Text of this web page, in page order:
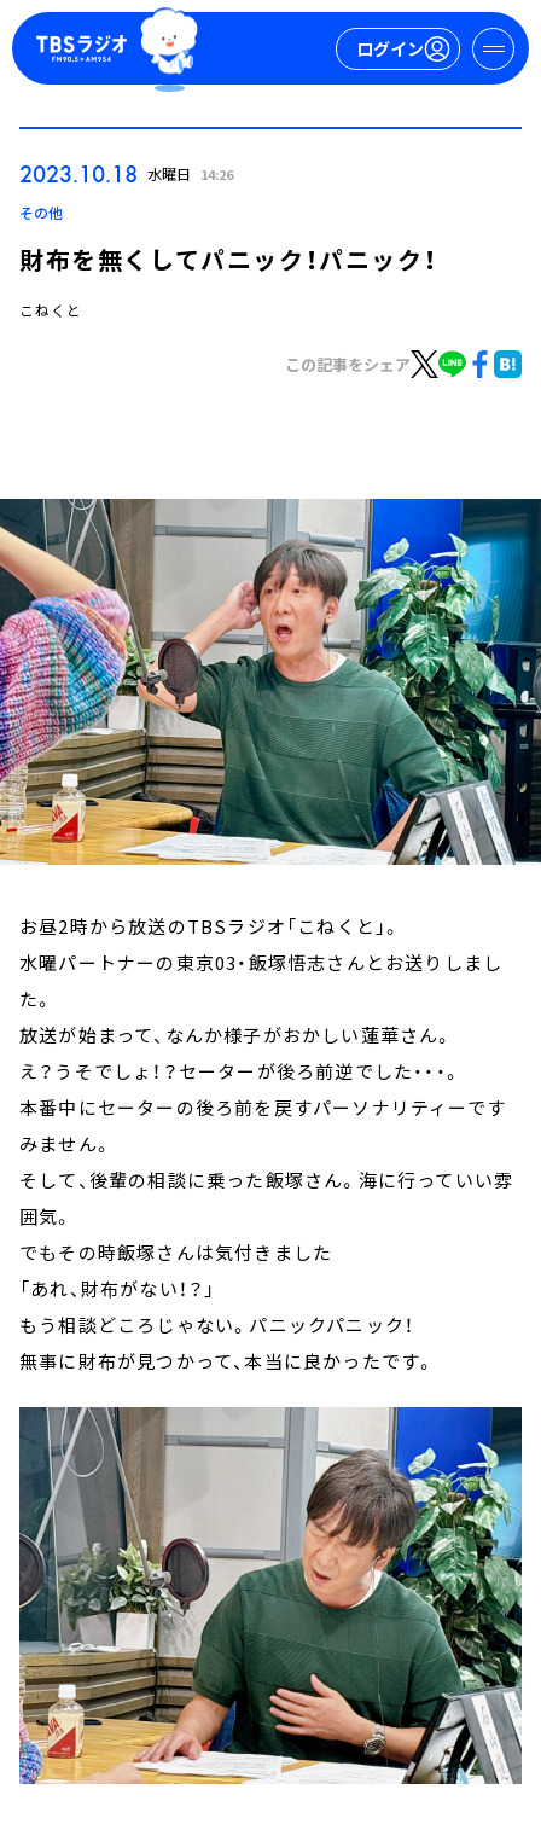
ログイン
トピックス
TBS Podcast
お知らせ
イベント・グッズ
YouTube
会社情報
2023.10.18 水曜日 14:26
その他
財布を無くしてパニック！パニック！
こねくと
この記事をシェア
お昼2時から放送のTBSラジオ「こねくと」。
水曜パートナーの東京03・飯塚悟志さんとお送りしまし
た。
放送が始まって、なんか様子がおかしい蓮華さん。
え？うそでしょ！？セーターが後ろ前逆でした・・・。
本番中にセーターの後ろ前を戻すパーソナリティーです
みません。
そして、後輩の相談に乗った飯塚さん。海に行っていい雰
囲気。
でもその時飯塚さんは気付きました
「あれ、財布がない！？」
もう相談どころじゃない。パニックパニック！
無事に財布が見つかって、本当に良かったです。